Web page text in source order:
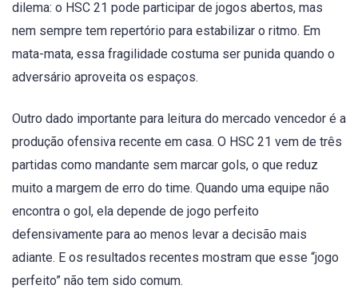
dilema: o HSC 21 pode participar de jogos abertos, mas
nem sempre tem repertório para estabilizar o ritmo. Em
mata-mata, essa fragilidade costuma ser punida quando o
adversário aproveita os espaços.
Outro dado importante para leitura do mercado vencedor é a
produção ofensiva recente em casa. O HSC 21 vem de três
partidas como mandante sem marcar gols, o que reduz
muito a margem de erro do time. Quando uma equipe não
encontra o gol, ela depende de jogo perfeito
defensivamente para ao menos levar a decisão mais
adiante. E os resultados recentes mostram que esse “jogo
perfeito” não tem sido comum.